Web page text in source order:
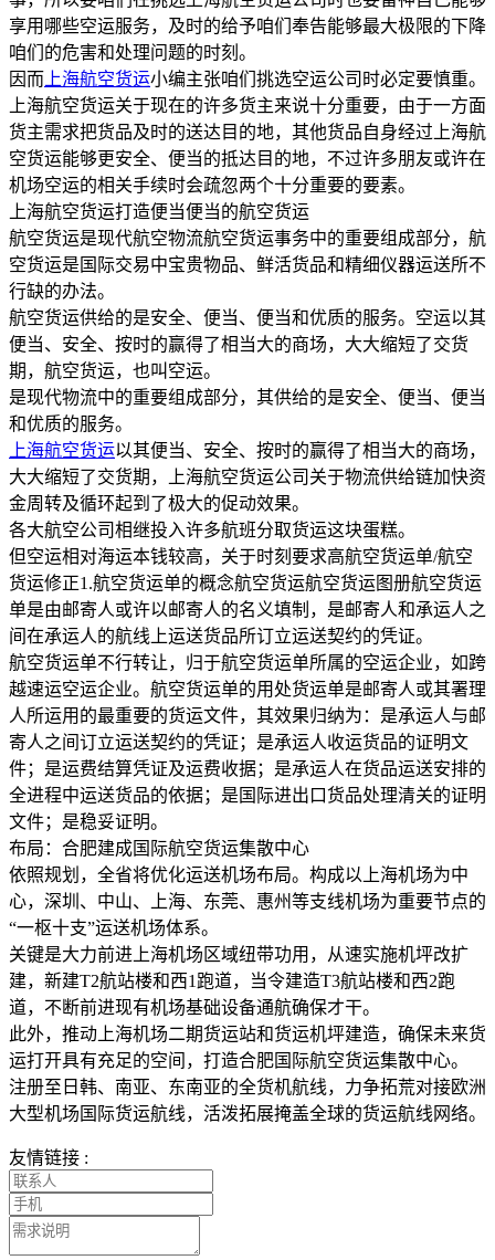
享用哪些空运服务，及时的给予咱们奉告能够最大极限的下降
咱们的危害和处理问题的时刻。
因而 上海航空货运小编主张咱们挑选空运公司时必定要慎重。
上海航空货运关于现在的许多货主来说十分重要，由于一方面
货主需求把货品及时的送达目的地，其他货品自身经过上海航
空货运能够更安全、便当的抵达目的地，不过许多朋友或许在
机场空运的相关手续时会疏忽两个十分重要的要素。
上海航空货运打造便当便当的航空货运
航空货运是现代航空物流航空货运事务中的重要组成部分，航
空货运是国际交易中宝贵物品、鲜活货品和精细仪器运送所不
行缺的办法。
航空货运供给的是安全、便当、便当和优质的服务。空运以其
便当、安全、按时的赢得了相当大的商场，大大缩短了交货
期，航空货运，也叫空运。
是现代物流中的重要组成部分，其供给的是安全、便当、便当
和优质的服务。
上海航空货运以其便当、安全、按时的赢得了相当大的商场，
大大缩短了交货期，上海航空货运公司关于物流供给链加快资
金周转及循环起到了极大的促动效果。
各大航空公司相继投入许多航班分取货运这块蛋糕。
但空运相对海运本钱较高，关于时刻要求高航空货运单/航空
货运修正1.航空货运单的概念航空货运航空货运图册航空货运
单是由邮寄人或许以邮寄人的名义填制，是邮寄人和承运人之
间在承运人的航线上运送货品所订立运送契约的凭证。
航空货运单不行转让，归于航空货运单所属的空运企业，如跨
越速运空运企业。航空货运单的用处货运单是邮寄人或其署理
人所运用的最重要的货运文件，其效果归纳为：是承运人与邮
寄人之间订立运送契约的凭证；是承运人收运货品的证明文
件；是运费结算凭证及运费收据；是承运人在货品运送安排的
全进程中运送货品的依据；是国际进出口货品处理清关的证明
文件；是稳妥证明。
布局：合肥建成国际航空货运集散中心
依照规划，全省将优化运送机场布局。构成以上海机场为中
心，深圳、中山、上海、东莞、惠州等支线机场为重要节点的
“一枢十支”运送机场体系。
关键是大力前进上海机场区域纽带功用，从速实施机坪改扩
建，新建T2航站楼和西1跑道，当令建造T3航站楼和西2跑
道，不断前进现有机场基础设备通航确保才干。
此外，推动上海机场二期货运站和货运机坪建造，确保未来货
运打开具有充足的空间，打造合肥国际航空货运集散中心。
注册至日韩、南亚、东南亚的全货机航线，力争拓荒对接欧洲
大型机场国际货运航线，活泼拓展掩盖全球的货运航线网络。
友情链接 :